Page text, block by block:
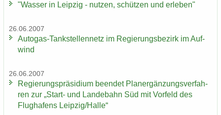
"Was­ser in Leip­zig - nut­zen, schüt­zen und er­le­ben"
26.06.2007
Autogas-​Tankstellennetz im Re­gie­rungs­be­zirk im Auf­
wind
26.06.2007
Re­gie­rungs­prä­si­di­um be­en­det Planer­gän­zungs­ver­fah­
ren zur „Start-​ und Lan­de­bahn Süd mit Vor­feld des
Flug­ha­fens Leip­zig/Halle“